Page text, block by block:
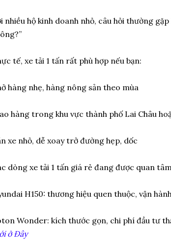
nhiều hộ kinh doanh nhỏ, câu hỏi thường
tế, xe tải 1 tấn rất phù hợp nếu bạn:
hàng nhẹ, hàng nông sản theo mùa
hàng trong khu vực thành phố Lai Châu
xe nhỏ, dễ xoay trở đường hẹp, dốc
dòng xe tải 1 tấn giá rẻ đang được quan
H150: thương hiệu quen thuộc, vận
Wonder: kích thước gọn, chi phí đầu tư
ở Đây